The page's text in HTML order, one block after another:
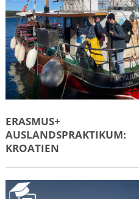
ERASMUS+
AUSLANDSPRAKTIKUM:
KOPENHAGEN, DÄNEMARK